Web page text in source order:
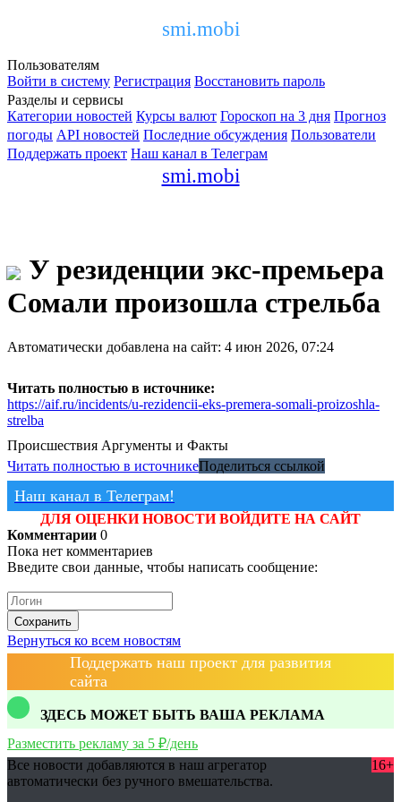
smi.mobi
Пользователям
Войти в систему Регистрация Восстановить пароль
Разделы и сервисы
Категории новостей Курсы валют Гороскоп на 3 дня Прогноз
погоды API новостей Последние обсуждения Пользователи
Поддержать проект Наш канал в Телеграм
smi.mobi
У резиденции экс-премьера
Сомали произошла стрельба
Автоматически добавлена на сайт: 4 июн 2026, 07:24
Читать полностью в источнике:
https://aif.ru/incidents/u-rezidencii-eks-premera-somali-proizoshla-
strelba
Происшествия Аргументы и Факты
Читать полностью в источникеПоделиться ссылкой
Наш канал в Телеграм!
ДЛЯ ОЦЕНКИ НОВОСТИ ВОЙДИТЕ НА САЙТ
Комментарии 0
Пока нет комментариев
Введите свои данные, чтобы написать сообщение:
Сохранить
Вернуться ко всем новостям
Поддержать наш проект для развития
сайта
ЗДЕСЬ МОЖЕТ БЫТЬ ВАША РЕКЛАМА
Разместить рекламу за 5 ₽/день
Все новости добавляются в наш агрегатор
автоматически без ручного вмешательства.
16+